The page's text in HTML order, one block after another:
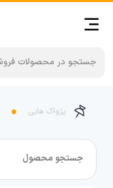
پژواک هابی
جستجو محصول